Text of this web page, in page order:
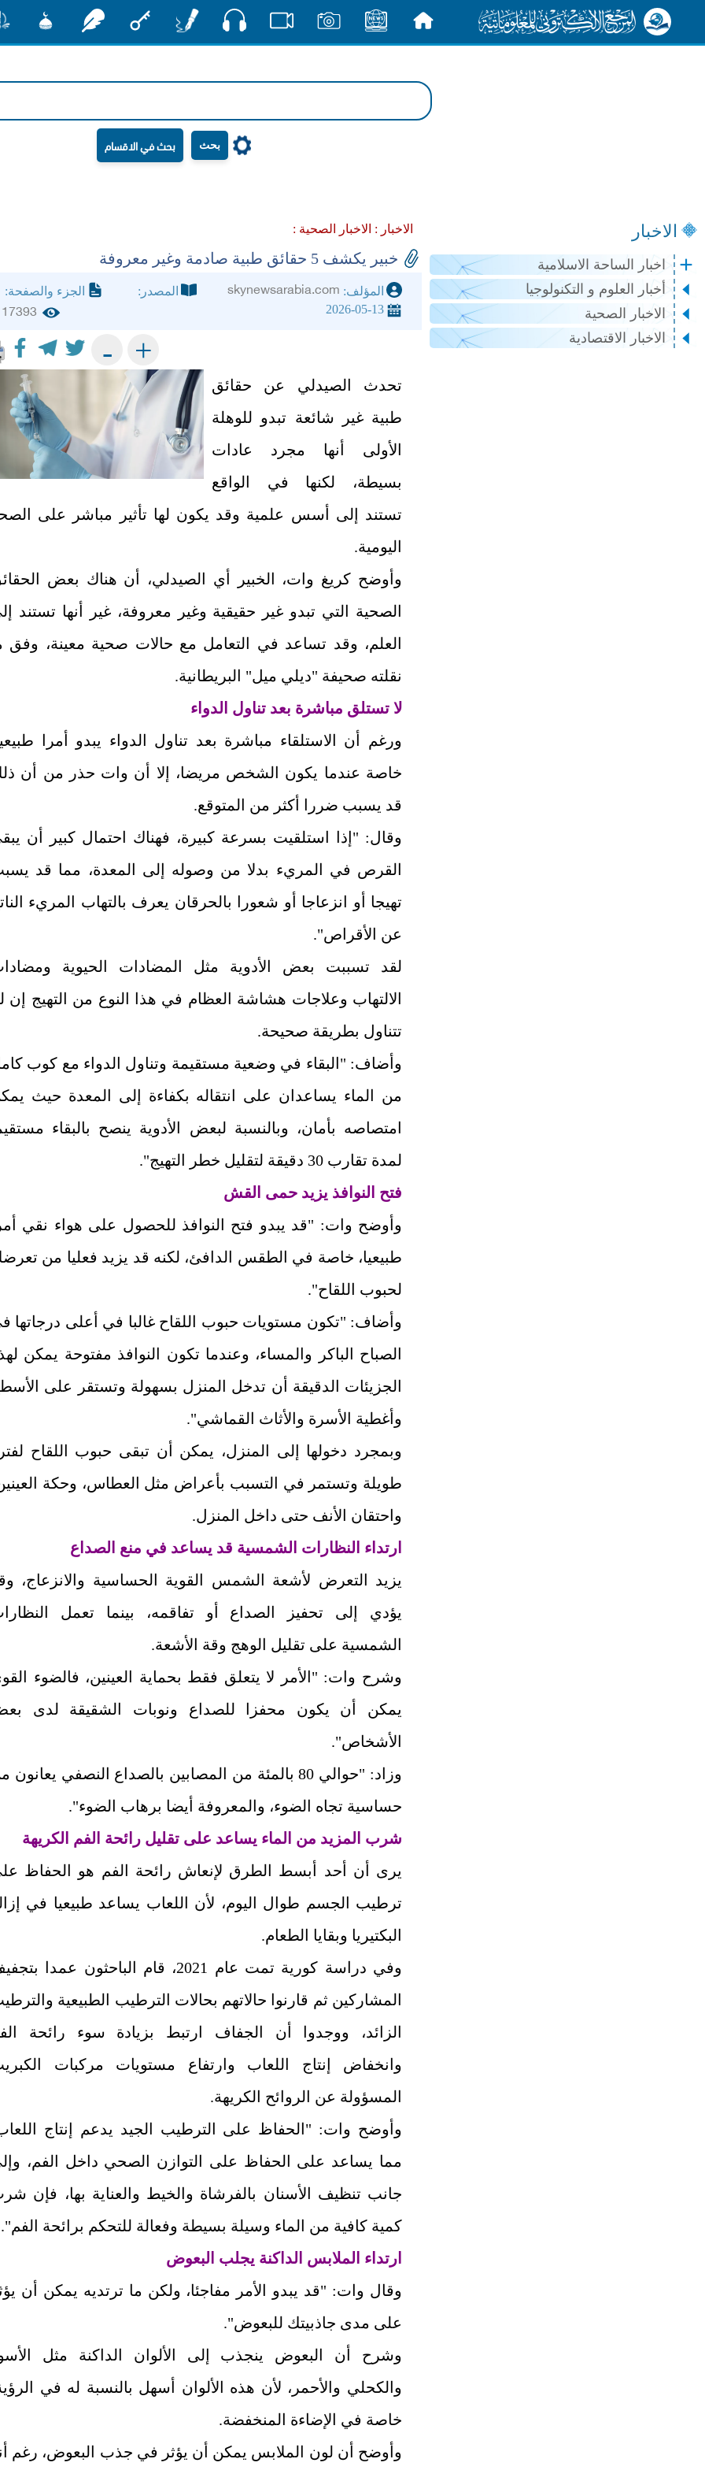
بحث
الاخبار
اخبار الساحة الاسلامية
أخبار العلوم و التكنولوجيا
الاخبار الصحية
الاخبار الاقتصادية
الاخبار : الاخبار الصحية :
خبير يكشف 5 حقائق طبية صادمة وغير معروفة
المؤلف: skynewsarabia.com المصدر:
الجزء والصفحة:
2026-05-13
17393
+
-
تحدث الصيدلي عن حقائق
طبية غير شائعة تبدو للوهلة
الأولى أنها مجرد عادات
بسيطة، لكنها في الواقع
تستند إلى أسس علمية وقد يكون لها تأثير مباشر على
اليومية.
وأوضح كريغ وات، الخبير أي الصيدلي، أن هناك بعض
الصحية التي تبدو غير حقيقية وغير معروفة، غير أنها تستند
العلم، وقد تساعد في التعامل مع حالات صحية معينة، وفق
نقلته صحيفة "ديلي ميل" البريطانية.
لا تستلق مباشرة بعد تناول الدواء
ورغم أن الاستلقاء مباشرة بعد تناول الدواء يبدو أمرا
خاصة عندما يكون الشخص مريضا، إلا أن وات حذر من أن
قد يسبب ضررا أكثر من المتوقع.
وقال: "إذا استلقيت بسرعة كبيرة، فهناك احتمال كبير أن
القرص في المريء بدلا من وصوله إلى المعدة، مما قد
تهيجا أو انزعاجا أو شعورا بالحرقان يعرف بالتهاب المريء
عن الأقراص".
لقد تسببت بعض الأدوية مثل المضادات الحيوية
الالتهاب وعلاجات هشاشة العظام في هذا النوع من التهيج إن
تتناول بطريقة صحيحة.
وأضاف: "البقاء في وضعية مستقيمة وتناول الدواء مع كوب
من الماء يساعدان على انتقاله بكفاءة إلى المعدة حيث
امتصاصه بأمان، وبالنسبة لبعض الأدوية ينصح بالبقاء
لمدة تقارب 30 دقيقة لتقليل خطر التهيج".
فتح النوافذ يزيد حمى القش
وأوضح وات: "قد يبدو فتح النوافذ للحصول على هواء نقي
طبيعيا، خاصة في الطقس الدافئ، لكنه قد يزيد فعليا من
لحبوب اللقاح".
وأضاف: "تكون مستويات حبوب اللقاح غالبا في أعلى درجاتها
الصباح الباكر والمساء، وعندما تكون النوافذ مفتوحة يمكن
الجزيئات الدقيقة أن تدخل المنزل بسهولة وتستقر على
وأغطية الأسرة والأثاث القماشي".
وبمجرد دخولها إلى المنزل، يمكن أن تبقى حبوب اللقاح
طويلة وتستمر في التسبب بأعراض مثل العطاس، وحكة
واحتقان الأنف حتى داخل المنزل.
ارتداء النظارات الشمسية قد يساعد في منع الصداع
يزيد التعرض لأشعة الشمس القوية الحساسية والانزعاج،
يؤدي إلى تحفيز الصداع أو تفاقمه، بينما تعمل
الشمسية على تقليل الوهج وقة الأشعة.
وشرح وات: "الأمر لا يتعلق فقط بحماية العينين، فالضوء
يمكن أن يكون محفزا للصداع ونوبات الشقيقة لدى
الأشخاص".
وزاد: "حوالي 80 بالمئة من المصابين بالصداع النصفي يعانون
حساسية تجاه الضوء، والمعروفة أيضا برهاب الضوء".
شرب المزيد من الماء يساعد على تقليل رائحة الفم الكريهة
يرى أن أحد أبسط الطرق لإنعاش رائحة الفم هو الحفاظ
ترطيب الجسم طوال اليوم، لأن اللعاب يساعد طبيعيا في
البكتيريا وبقايا الطعام.
وفي دراسة كورية تمت عام 2021، قام الباحثون عمدا
المشاركين ثم قارنوا حالاتهم بحالات الترطيب الطبيعية
الزائد، ووجدوا أن الجفاف ارتبط بزيادة سوء رائحة
وانخفاض إنتاج اللعاب وارتفاع مستويات مركبات
المسؤولة عن الروائح الكريهة.
وأوضح وات: "الحفاظ على الترطيب الجيد يدعم إنتاج
مما يساعد على الحفاظ على التوازن الصحي داخل الفم،
جانب تنظيف الأسنان بالفرشاة والخيط والعناية بها، فإن
كمية كافية من الماء وسيلة بسيطة وفعالة للتحكم برائحة الفم".
ارتداء الملابس الداكنة يجلب البعوض
وقال وات: "قد يبدو الأمر مفاجئا، ولكن ما ترتديه يمكن أن
على مدى جاذبيتك للبعوض".
وشرح أن البعوض ينجذب إلى الألوان الداكنة مثل
والكحلي والأحمر، لأن هذه الألوان أسهل بالنسبة له في
خاصة في الإضاءة المنخفضة.
وأوضح أن لون الملابس يمكن أن يؤثر في جذب البعوض، رغم